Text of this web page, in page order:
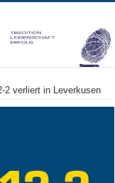
2 verliert in Leverkusen